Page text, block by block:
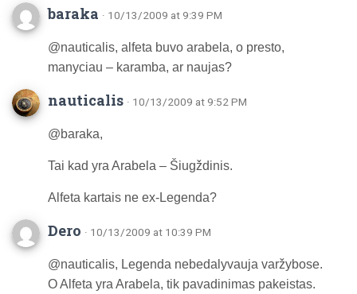
baraka · 10/13/2009 at 9:39 PM
@nauticalis, alfeta buvo arabela, o presto,
manyciau – karamba, ar naujas?
nauticalis · 10/13/2009 at 9:52 PM
@baraka,
Tai kad yra Arabela – Šiugždinis.
Alfeta kartais ne ex-Legenda?
Dero · 10/13/2009 at 10:39 PM
@nauticalis, Legenda nebedalyvauja varžybose.
O Alfeta yra Arabela, tik pavadinimas pakeistas.